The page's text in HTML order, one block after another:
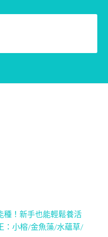
種！新手也能輕鬆養活
：小榕/金魚藻/水蘊草/